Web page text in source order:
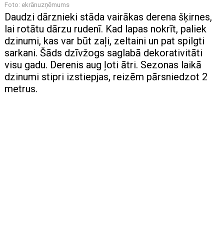
Foto: ekrānuzņēmums
Daudzi dārznieki stāda vairākas derena šķirnes,
lai rotātu dārzu rudenī. Kad lapas nokrīt, paliek
dzinumi, kas var būt zaļi, zeltaini un pat spilgti
sarkani. Šāds dzīvžogs saglabā dekorativitāti
visu gadu. Derenis aug ļoti ātri. Sezonas laikā
dzinumi stipri izstiepjas, reizēm pārsniedzot 2
metrus.